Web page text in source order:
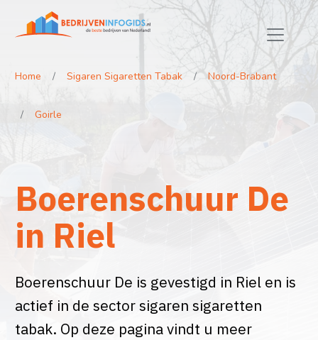
Home Sigaren Sigaretten Tabak Noord-Brabant
Goirle
Boerenschuur De
in Riel
Boerenschuur De is gevestigd in Riel en is
actief in de sector sigaren sigaretten
tabak. Op deze pagina vindt u meer